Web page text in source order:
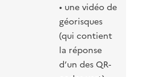
• une vidéo de
géorisques
(qui contient
la réponse
d’un des QR-